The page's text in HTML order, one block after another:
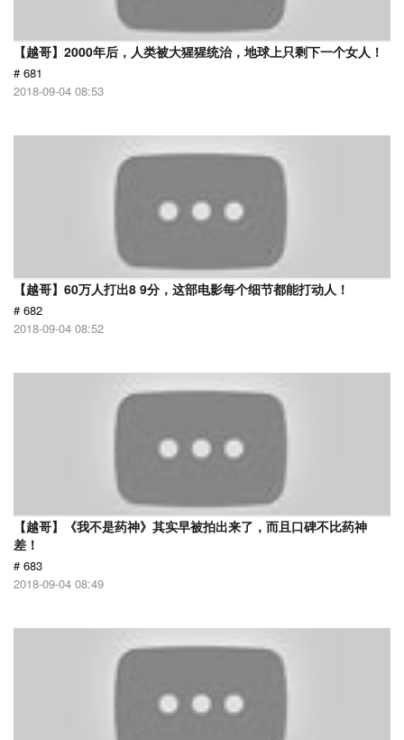
【越哥】2000年后，人类被大猩猩统治，地球上只剩下一个女人！
# 681
2018-09-04 08:53
【越哥】60万人打出8 9分，这部电影每个细节都能打动人！
# 682
2018-09-04 08:52
【越哥】《我不是药神》其实早被拍出来了，而且口碑不比药神
差！
# 683
2018-09-04 08:49